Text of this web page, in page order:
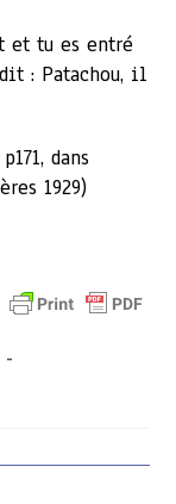
et tu es entré
: Patachou, il
dans
1929)